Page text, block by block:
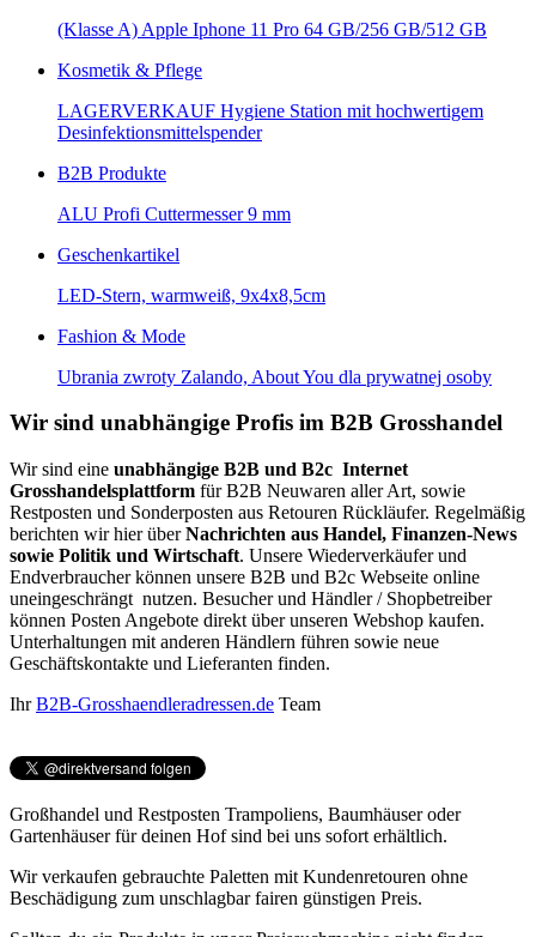
(Klasse A) Apple Iphone 11 Pro 64 GB/256 GB/512 GB
Kosmetik & Pflege
LAGERVERKAUF Hygiene Station mit hochwertigem
Desinfektionsmittelspender
B2B Produkte
ALU Profi Cuttermesser 9 mm
Geschenkartikel
LED-Stern, warmweiß, 9x4x8,5cm
Fashion & Mode
Ubrania zwroty Zalando, About You dla prywatnej osoby
Wir sind unabhängige Profis im B2B Grosshandel
Wir sind eine unabhängige B2B und B2c Internet
Grosshandelsplattform für B2B Neuwaren aller Art, sowie
Restposten und Sonderposten aus Retouren Rückläufer. Regelmäßig
berichten wir hier überNachrichten aus Handel, Finanzen-News
sowie Politik und Wirtschaft. Unsere Wiederverkäufer und
Endverbraucher können unsere B2B und B2c Webseite online
uneingeschrängt nutzen. Besucher und Händler / Shopbetreiber
können Posten Angebote direkt über unseren Webshop kaufen.
Unterhaltungen mit anderen Händlern führen sowie neue
Geschäftskontakte und Lieferanten finden.
IhrB2B-Grosshaendleradressen.de Team
Großhandel und Restposten Trampoliens, Baumhäuser oder
Gartenhäuser für deinen Hof sind bei uns sofort erhältlich.
Wir verkaufen gebrauchte Paletten mit Kundenretouren ohne
Beschädigung zum unschlagbar fairen günstigen Preis.